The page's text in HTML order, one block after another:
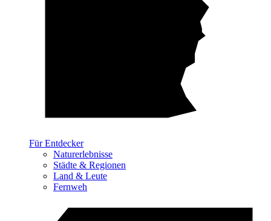
Für Entdecker
Naturerlebnisse
Städte & Regionen
Land & Leute
Fernweh